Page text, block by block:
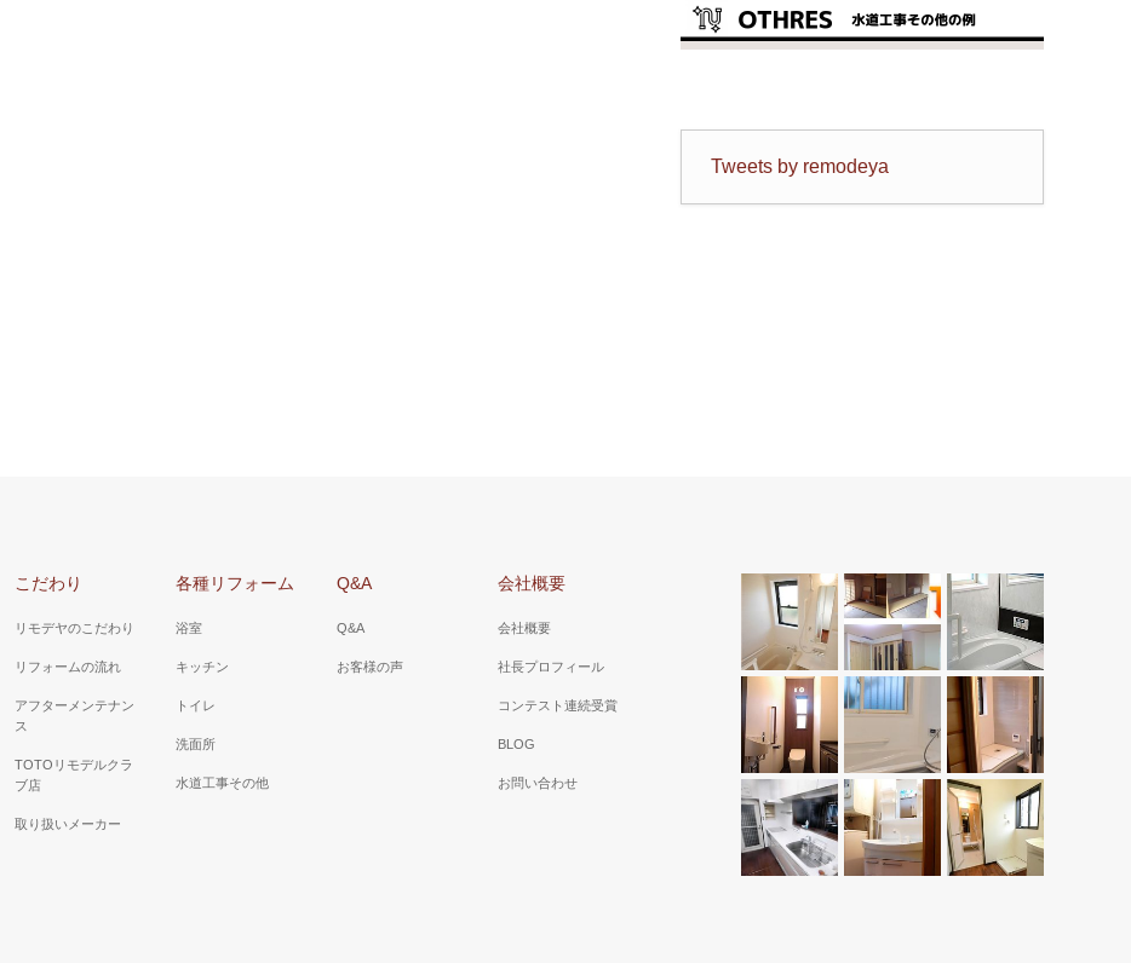
Tweets by remodeya
こだわり
リモデヤのこだわり
リフォームの流れ
アフターメンテナン
ス
TOTOリモデルクラ
ブ店
取り扱いメーカー
各種リフォーム
浴室
キッチン
トイレ
洗面所
水道工事その他
Q&A
Q&A
お客様の声
会社概要
会社概要
社長プロフィール
コンテスト連続受賞
BLOG
お問い合わせ